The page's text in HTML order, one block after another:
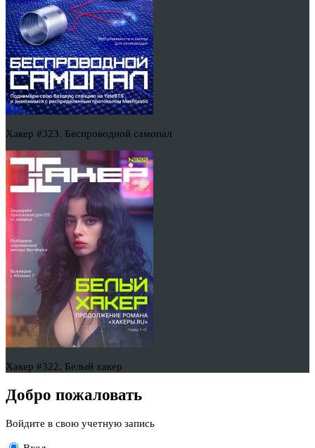
Хакер #323. Беспроводной самопал
Хакер #322. Белый хакер
Добро пожаловать
Войдите в свою учетную запись